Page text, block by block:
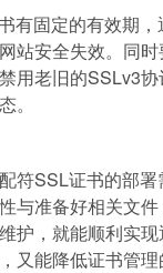
有固定的有效期
站安全失效。同
用老旧的SSLv3
。
符SSL证书的部署
与准备好相关文
护，就能顺利实
又能降低证书管理